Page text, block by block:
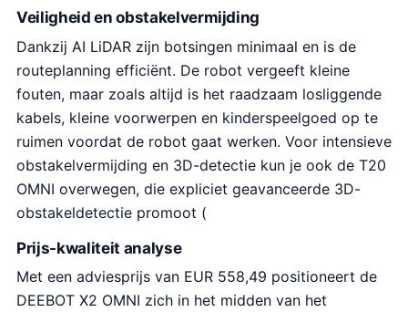
Veiligheid en obstakelvermijding
Dankzij AI LiDAR zijn botsingen minimaal en is de
routeplanning efficiënt. De robot vergeeft kleine
fouten, maar zoals altijd is het raadzaam losliggende
kabels, kleine voorwerpen en kinderspeelgoed op te
ruimen voordat de robot gaat werken. Voor intensieve
obstakelvermijding en 3D-detectie kun je ook de T20
OMNI overwegen, die expliciet geavanceerde 3D-
obstakeldetectie promoot (
Prijs-kwaliteit analyse
Met een adviesprijs van EUR 558,49 positioneert de
DEEBOT X2 OMNI zich in het midden van het